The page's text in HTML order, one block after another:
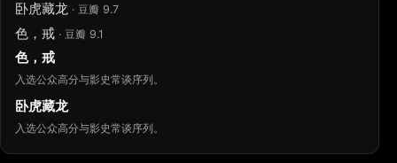
卧虎藏龙 · 豆瓣 9.7
色，戒 · 豆瓣 9.1
色，戒
入选公众高分与影史常谈序列。
卧虎藏龙
入选公众高分与影史常谈序列。